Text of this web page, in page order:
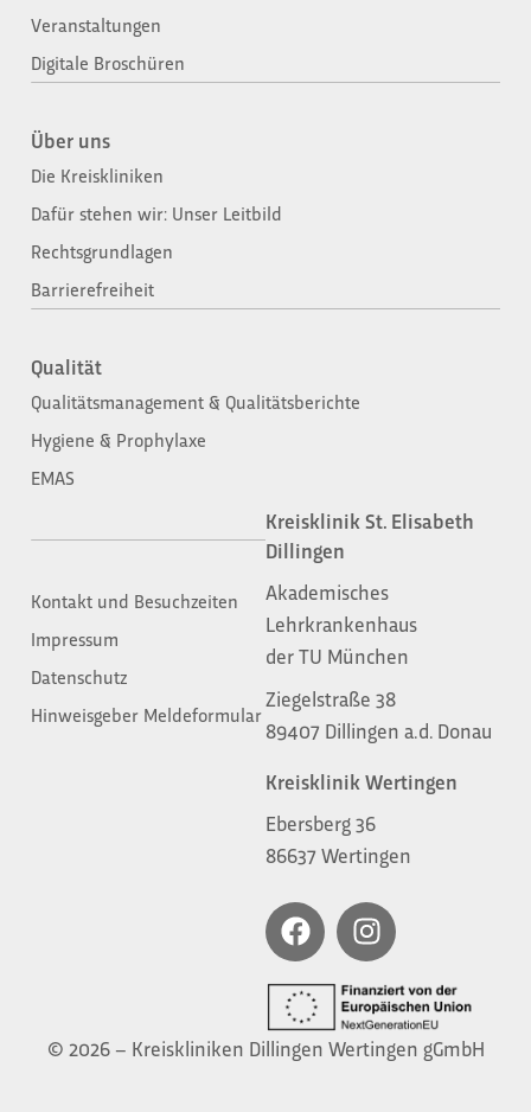
Veranstaltungen
Digitale Broschüren
Über uns
Die Kreiskliniken
Dafür stehen wir: Unser Leitbild
Rechtsgrundlagen
Barrierefreiheit
Qualität
Qualitätsmanagement & Qualitätsberichte
Hygiene & Prophylaxe
EMAS
Kontakt und Besuchzeiten
Impressum
Datenschutz
Hinweisgeber Meldeformular
Kreisklinik St. Elisabeth
Dillingen
Akademisches
Lehrkrankenhaus
der TU München
Ziegelstraße 38
89407 Dillingen a.d. Donau
Kreisklinik Wertingen
Ebersberg 36
86637 Wertingen
© 2026 – Kreiskliniken Dillingen Wertingen gGmbH